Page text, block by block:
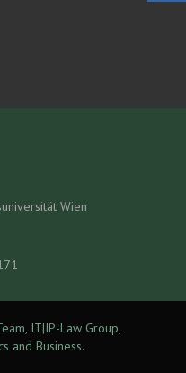
Wien
IT|IP-Law Group,
and Business.